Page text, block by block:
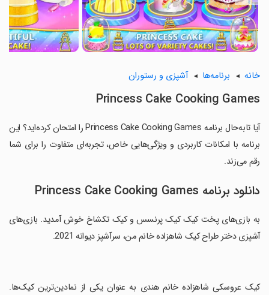
خانه برنامه‌ها آشپزی و رستوران
Princess Cake Cooking Games
آیا تابه‌حال برنامه Princess Cake Cooking Games را امتحان کرده‌اید؟ این
برنامه با امکانات کاربردی و ویژگی‌هایی خاص، تجربه‌ای متفاوت را برای شما
رقم می‌زند.
دانلود برنامه Princess Cake Cooking Games
به بازی‌های پخت کیک کیک پرنسس و کیک تکشاخ خوش آمدید. بازی‌های
آشپزی دختر طراح کیک شاهزاده خانم من، سرآشپز دیوانه 2021.
‏کیک عروسکی شاهزاده خانم هندی به عنوان یکی از نمادین‌ترین کیک‌ها.